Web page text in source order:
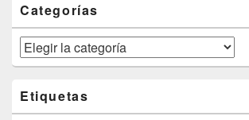
Categorías
Categorías
Etiquetas